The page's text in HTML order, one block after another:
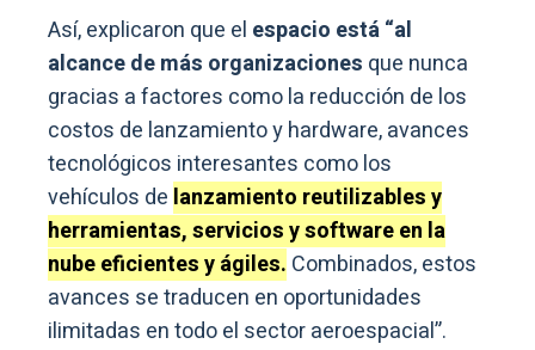
Así, explicaron que el espacio está “al
alcance de más organizaciones que nunca
gracias a factores como la reducción de los
costos de lanzamiento y hardware, avances
tecnológicos interesantes como los
vehículos de lanzamiento reutilizables y
herramientas, servicios y software en la
nube eficientes y ágiles. Combinados, estos
avances se traducen en oportunidades
ilimitadas en todo el sector aeroespacial”.